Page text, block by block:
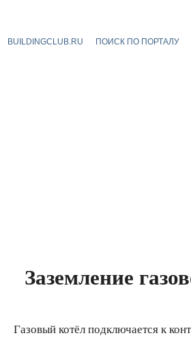
BUILDINGCLUB.RU ПОИСК ПО ПОРТАЛУ
Заземление
Газовый котёл подключается к